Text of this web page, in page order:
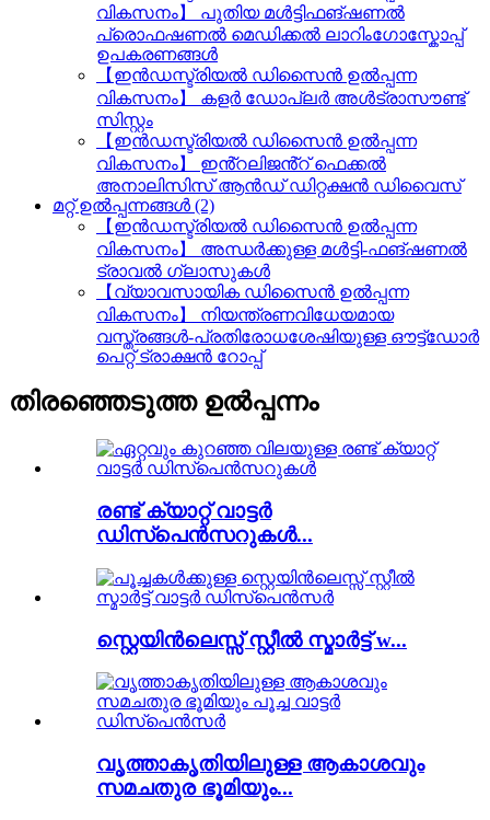
വികസനം】 പുതിയ മൾട്ടിഫങ്ഷണൽ
പ്രൊഫഷണൽ മെഡിക്കൽ ലാറിംഗോസ്കോപ്പ്
ഉപകരണങ്ങൾ
【ഇൻഡസ്ട്രിയൽ ഡിസൈൻ ഉൽപ്പന്ന
വികസനം】 കളർ ഡോപ്ലർ അൾട്രാസൗണ്ട്
സിസ്റ്റം
【ഇൻഡസ്ട്രിയൽ ഡിസൈൻ ഉൽപ്പന്ന
വികസനം】 ഇൻ്റലിജൻ്റ് ഫെക്കൽ
അനാലിസിസ് ആൻഡ് ഡിറ്റക്ഷൻ ഡിവൈസ്
മറ്റ് ഉൽപ്പന്നങ്ങൾ (2)
【ഇൻഡസ്ട്രിയൽ ഡിസൈൻ ഉൽപ്പന്ന
വികസനം】 അന്ധർക്കുള്ള മൾട്ടി-ഫങ്ഷണൽ
ട്രാവൽ ഗ്ലാസുകൾ
【വ്യാവസായിക ഡിസൈൻ ഉൽപ്പന്ന
വികസനം】 നിയന്ത്രണവിധേയമായ
വസ്ത്രങ്ങൾ-പ്രതിരോധശേഷിയുള്ള ഔട്ട്ഡോർ
പെറ്റ് ട്രാക്ഷൻ റോപ്പ്
തിരഞ്ഞെടുത്ത ഉൽപ്പന്നം
രണ്ട് ക്യാറ്റ് വാട്ടർ
ഡിസ്പെൻസറുകൾ...
സ്റ്റെയിൻലെസ്സ് സ്റ്റീൽ സ്മാർട്ട് w...
വൃത്താകൃതിയിലുള്ള ആകാശവും
സമചതുര ഭൂമിയും...